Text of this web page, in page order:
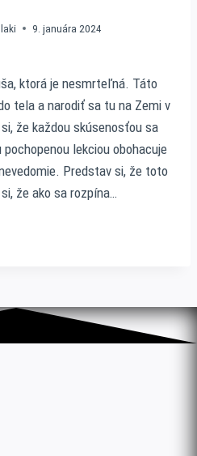
9. januára 2024
ktorá je nesmrteľná. Táto
tela a narodiť sa tu na Zemi v
že každou skúsenosťou sa
lekciou obohacuje
Predstav si, že toto
že ako sa rozpína…